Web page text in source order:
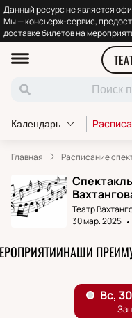
Данный ресурс не является
Мы — консьерж-сервис,
доставке билетов на
Календарь
Главная Расписание
Театр
30 мар. 2025
НАШИ